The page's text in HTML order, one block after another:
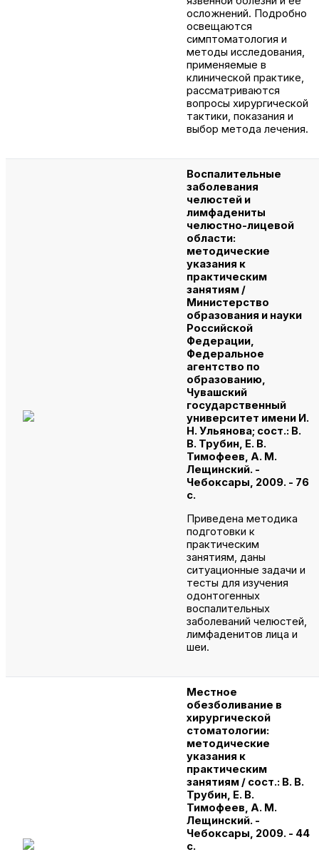
осложнений. Подробно
освещаются
симптоматология и
методы исследования,
применяемые в
клинической практике,
рассматриваются
вопросы хирургической
тактики, показания и
выбор метода лечения.
Воспалительные
заболевания
челюстей и
лимфадениты
челюстно-лицевой
области:
методические
указания к
практическим
занятиям /
Министерство
образования и науки
Российской
Федерации,
Федеральное
агентство по
образованию,
Чувашский
государственный
университет имени И.
Н. Ульянова; сост.: В.
В. Трубин, Е. В.
Тимофеев, А. М.
Лещинский. -
Чебоксары, 2009. - 76
с.
Приведена методика
подготовки к
практическим
занятиям, даны
ситуационные задачи и
тесты для изучения
одонтогенных
воспалительных
заболеваний челюстей,
лимфаденитов лица и
шеи.
Местное
обезболивание в
хирургической
стоматологии:
методические
указания к
практическим
занятиям / сост.: В. В.
Трубин, Е. В.
Тимофеев, А. М.
Лещинский. -
Чебоксары, 2009. - 44
с.